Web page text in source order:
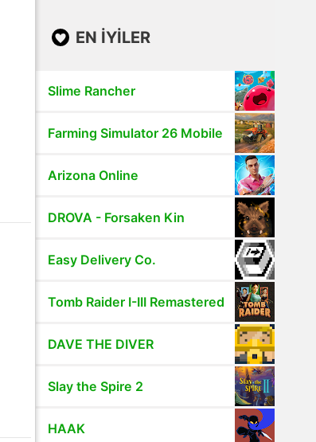
EN IYILER
Slime Rancher
Farming Simulator 26 Mobile
Arizona Online
DROVA - Forsaken Kin
Easy Delivery Co.
Tomb Raider I-III Remastered
DAVE THE DIVER
Slay the Spire 2
HAAK